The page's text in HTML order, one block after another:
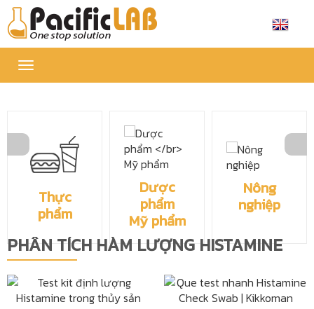
Toggle
navigation
Thực
phẩm
Dược
phẩm
Mỹ phẩm
Nông
nghiệp
PHÂN TÍCH HÀM LƯỢNG HISTAMINE